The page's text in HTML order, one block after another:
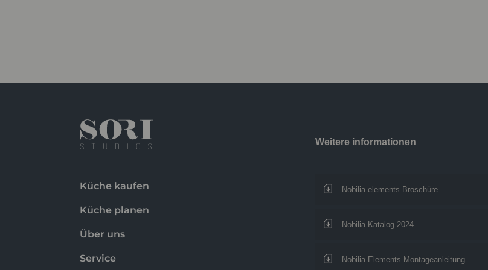
Küche kaufen
Küche planen
Über uns
Service
Weitere informationen
Nobilia elements Broschüre
Nobilia Katalog 2024
Nobilia Elements Montageanleitung